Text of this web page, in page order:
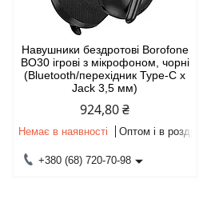
Навушники бездротові Borofone
BO30 ігрові з мікрофоном, чорні
(Bluetooth/перехідник Type-C х
Jack 3,5 мм)
924,80 ₴
Немає в наявності Оптом і в роздріб
+380 (68) 720-70-98